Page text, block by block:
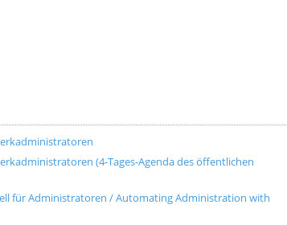
(4-Tages-Agenda des öffentlichen
für Administratoren / Automating Administration with